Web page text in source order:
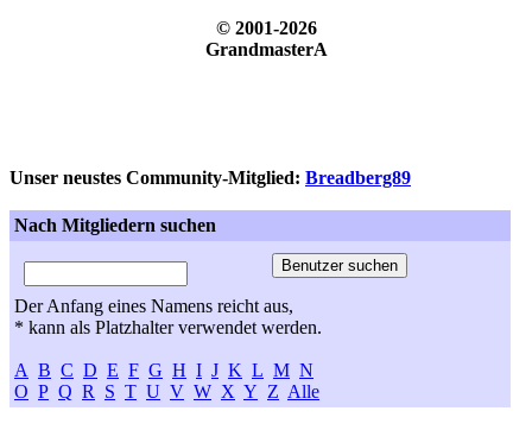
© 2001-2026
GrandmasterA
Unser neustes Community-Mitglied: Breadberg89
Nach Mitgliedern suchen
Der Anfang eines Namens reicht aus,
* kann als Platzhalter verwendet werden.
A B C D E F G H I J K L M N
O P Q R S T U V W X Y Z Alle